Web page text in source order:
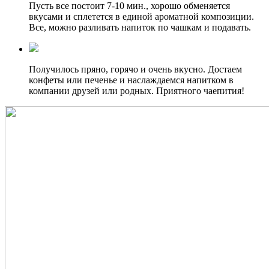
Пусть все постоит 7-10 мин., хорошо обменяется
вкусами и сплетется в единой ароматной композиции.
Все, можно разливать напиток по чашкам и подавать.
Получилось пряно, горячо и очень вкусно. Достаем
конфеты или печенье и наслаждаемся напитком в
компании друзей или родных. Приятного чаепития!